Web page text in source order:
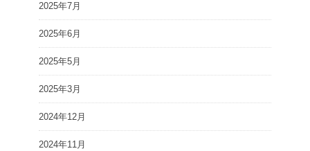
2025年7月
2025年6月
2025年5月
2025年3月
2024年12月
2024年11月